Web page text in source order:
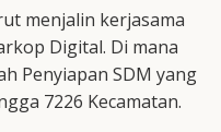
menjalin kerjasama
Digital. Di mana
Penyiapan SDM yang
7226 Kecamatan.